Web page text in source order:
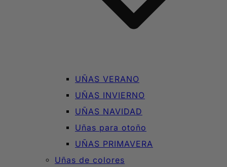
UÑAS VERANO
UÑAS INVIERNO
UÑAS NAVIDAD
Uñas para otoño
UÑAS PRIMAVERA
Uñas de colores